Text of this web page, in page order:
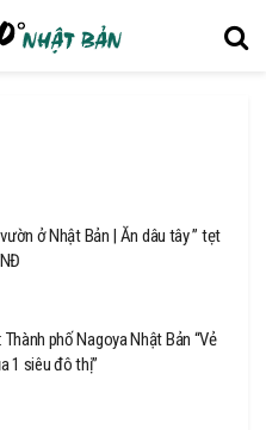
ở Nhật Bản | Ăn dâu tây ” tẹt
phố Nagoya Nhật Bản “Vẻ
1 siêu đô thị”